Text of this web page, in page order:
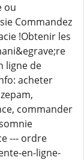
ou
Commandez
!Obtenir les
ligne de
acheter
commander
--- ordre
en-ligne-